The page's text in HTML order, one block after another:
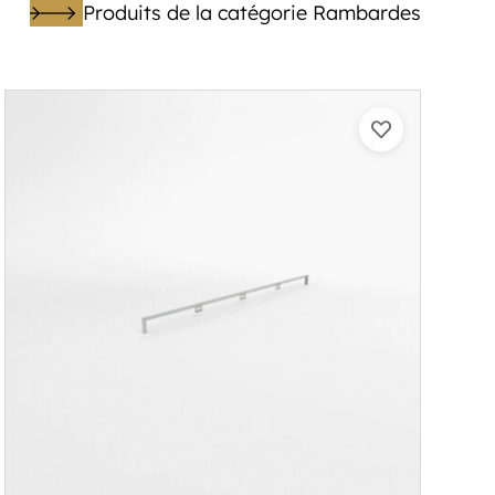
Produits de la catégorie Rambardes